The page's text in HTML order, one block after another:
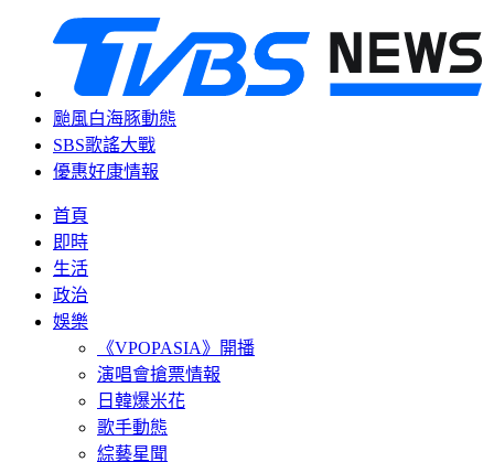
颱風白海豚動態
SBS歌謠大戰
優惠好康情報
首頁
即時
生活
政治
娛樂
《VPOPASIA》開播
演唱會搶票情報
日韓爆米花
歌手動態
綜藝星聞